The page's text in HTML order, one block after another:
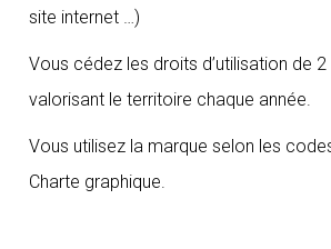
site internet …)
Vous cédez les droits d’utilisation de
valorisant le territoire chaque année.
Vous utilisez la marque selon les
Charte graphique.